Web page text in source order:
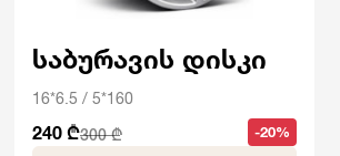
საბურავის დისკი
16*6.5 / 5*160
240 ₾300 ₾ -20%